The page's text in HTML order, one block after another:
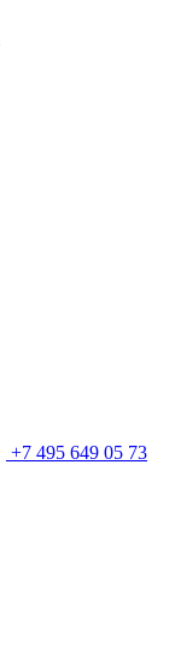
+7 495 649 05 73